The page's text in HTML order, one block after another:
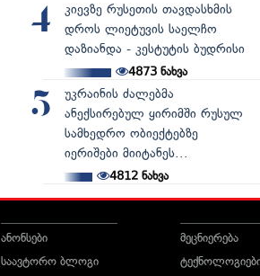
4
კიევზე რუსეთის თავდასხმის
დროს ლიეტუვის საელჩო
დაზიანდა - კესტუტის ბუდრისი
4873ნახვა
5
უკრაინის ძალებმა
ანექსირებულ ყირიმში რუსულ
სამხედრო ობიექტებზე
იერიშები მიიტანეს...
4812 ნახვა
ანონსები
საავტორო ბლოგი
მეცნიერება